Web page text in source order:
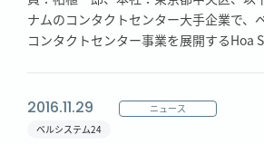
ナムのコンタクトセンター大手企業で、
コンタクトセンター事業を展開するHoa
2016.11.29
ニュース
ベルシステム24